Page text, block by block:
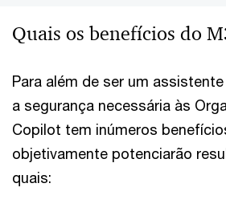
Quais os benefícios do
Para além de ser um
a segurança necessária às
Copilot tem inúmeros
objetivamente potenciarão
quais: